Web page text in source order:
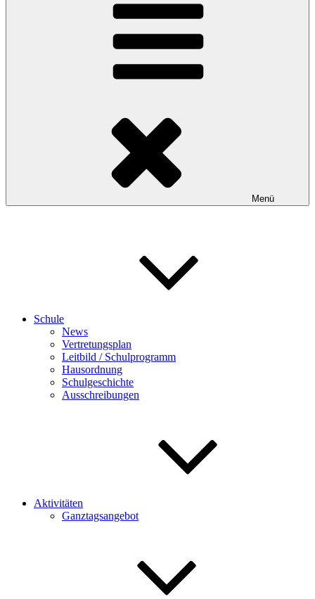
Menü
Schule
News
Vertretungsplan
Leitbild / Schulprogramm
Hausordnung
Schulgeschichte
Ausschreibungen
Aktivitäten
Ganztagsangebot